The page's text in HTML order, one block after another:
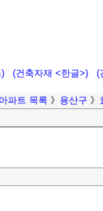
(건축자재 <한글>) (
파트 목록 》 용산구 》